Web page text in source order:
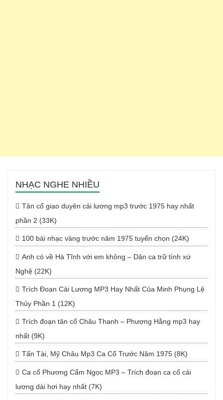
NHẠC NGHE NHIỀU
Tân cổ giao duyên cải lương mp3 trước 1975 hay nhất
phần 2 (33K)
100 bài nhạc vàng trước năm 1975 tuyển chọn (24K)
Anh có về Hà Tĩnh với em không – Dân ca trữ tình xứ
Nghệ (22K)
Trích Đoạn Cải Lương MP3 Hay Nhất Của Minh Phụng Lệ
Thủy Phần 1 (12K)
Trích đoạn tân cổ Châu Thanh – Phượng Hằng mp3 hay
nhất (9K)
Tấn Tài, Mỹ Châu Mp3 Ca Cổ Trước Năm 1975 (8K)
Ca cổ Phương Cẩm Ngọc MP3 – Trích đoạn ca cổ cải
lương dài hơi hay nhất (7K)